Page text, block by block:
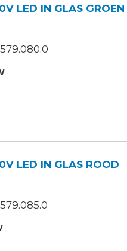
LED IN GLAS GROEN
LED IN GLAS ROOD